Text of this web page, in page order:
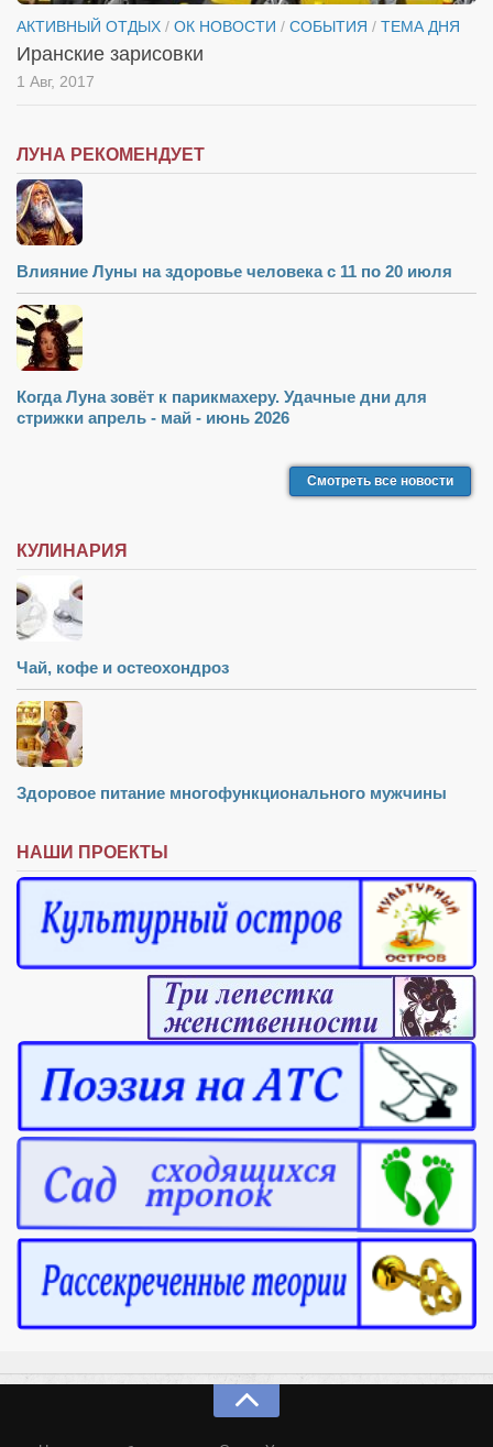
АКТИВНЫЙ ОТДЫХ / ОК НОВОСТИ / СОБЫТИЯ / ТЕМА ДНЯ
Иранские зарисовки
1 Авг, 2017
ЛУНА РЕКОМЕНДУЕТ
Влияние Луны на здоровье человека с 11 по 20 июля
Когда Луна зовёт к парикмахеру. Удачные дни для
стрижки апрель - май - июнь 2026
Смотреть все новости
КУЛИНАРИЯ
Чай, кофе и остеохондроз
Здоровое питание многофункционального мужчины
НАШИ ПРОЕКТЫ